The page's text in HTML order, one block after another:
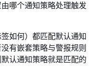
哪个通知策略处理触发
如何）都匹配默认通知
有嵌套策略与警报规则
认通知策略就是匹配的